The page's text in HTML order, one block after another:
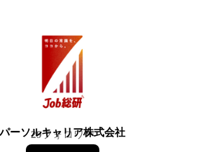
パーソルキャリア株式会社
29フォロワー